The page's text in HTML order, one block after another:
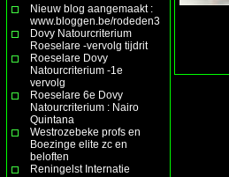
Nieuw blog aangemaakt :
www.bloggen.be/rodeden3
Dovy Natourcriterium
Roeselare -vervolg tijdrit
Roeselare Dovy
Natourcriterium -1e
vervolg
Roeselare 6e Dovy
Natourcriterium : Nairo
Quintana
Westrozebeke profs en
Boezinge elite zc en
beloften
Reningelst Internatie